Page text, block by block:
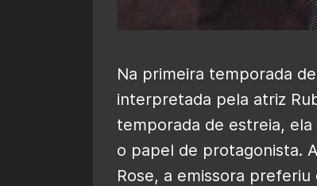
Na primeira temporada de
interpretada pela atriz
temporada de estreia,
o papel de protagonista.
Rose, a emissora